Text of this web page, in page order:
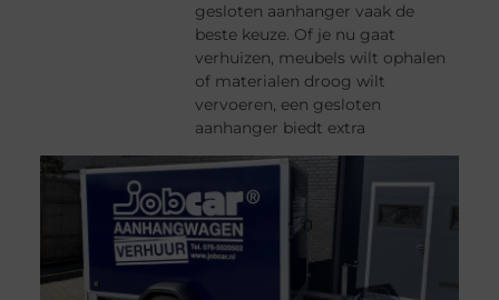
gesloten aanhanger vaak de
beste keuze. Of je nu gaat
verhuizen, meubels wilt ophalen
of materialen droog wilt
vervoeren, een gesloten
aanhanger biedt extra